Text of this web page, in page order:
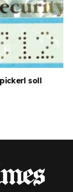
soll